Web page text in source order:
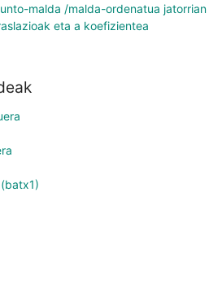
malda /malda-ordenatua jatorrian
eta a koefizientea